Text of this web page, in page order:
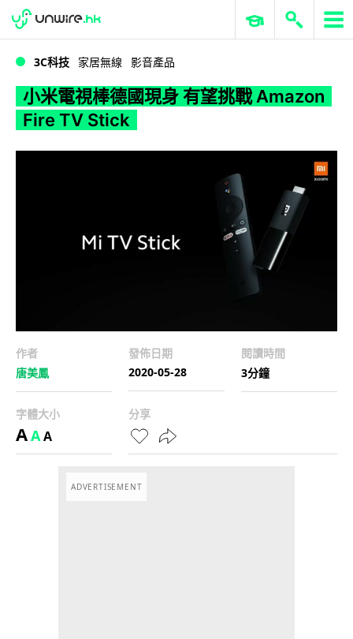
WWDC 2026 ERP 與商業 AI
3C科技 家居無線 影音產品
小米電視棒德國現身 有望挑戰 Amazon
Fire TV Stick
作者
唐美鳳
發佈日期
2020-05-28
閱讀時間
3分鐘
字體大小
AAA
分享
ADVERTISEMENT